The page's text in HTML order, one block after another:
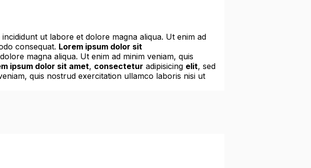
ut labore et dolore magna aliqua. Ut enim ad
consequat. Lorem ipsum dolor sit
magna aliqua. Ut enim ad minim veniam, quis
ipsum dolor sit amet, consectetur adipisicing elit, sed
quis nostrud exercitation ullamco laboris nisi ut